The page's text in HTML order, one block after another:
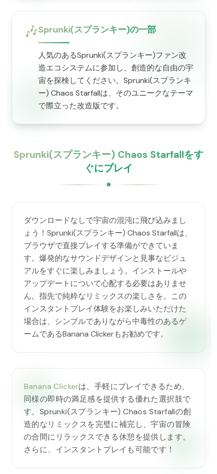
🎶Sprunki(スプランキー)の一部
人気のあるSprunki(スプランキー)ファン改
造エコシステムに参加し、創造的な自由の宇
宙を探検してください。Sprunki(スプランキ
ー) Chaos Starfallは、そのユニークなテーマ
で際立った改造版です。
Sprunki(スプランキー) Chaos Starfallをす
ぐにプレイ
ダウンロードなしで宇宙の混沌に飛び込みまし
ょう！Sprunki(スプランキー) Chaos Starfallは、
ブラウザで直接プレイする準備ができていま
す。爆発的なサウンドデザインと見事なビジュ
アルをすぐに楽しみましょう。インストールや
アップデートについて心配する必要はありませ
ん。指先で純粋なリミックスの楽しさを。この
インスタントプレイ体験をお楽しみいただけた
場合は、シンプルでありながら中毒性のあるゲ
ームであるBanana Clickerもお勧めです。
Banana Clickerは、手軽にプレイできるため、
同様の即時の満足感を提供する優れた選択肢で
す。Sprunki(スプランキー) Chaos Starfallの創
造的なリミックスを完璧に補完し、宇宙の冒険
の合間にリラックスできる休憩を提供します。
さらに、インスタントプレイも可能です！